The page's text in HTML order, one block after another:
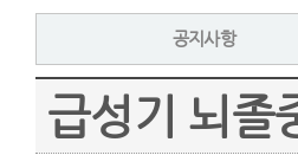
공지사항
급성기 뇌졸